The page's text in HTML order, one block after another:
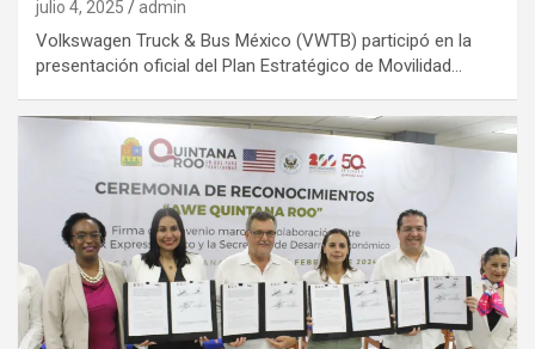
julio 4, 2025 admin
Volkswagen Truck & Bus México (VWTB) participó en la
presentación oficial del Plan Estratégico de Movilidad…